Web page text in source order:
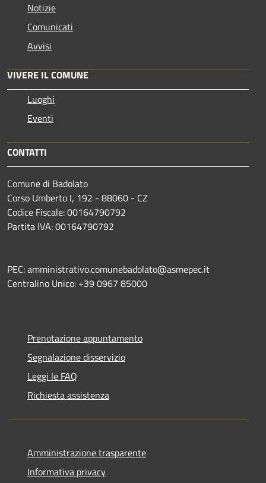
Notizie
Comunicati
Avvisi
VIVERE IL COMUNE
Luoghi
Eventi
CONTATTI
Comune di Badolato
Corso Umberto I, 192 - 88060 - CZ
Codice Fiscale: 00164790792
Partita IVA: 00164790792
PEC: amministrativo.comunebadolato@asmepec.it
Centralino Unico: +39 0967 85000
Prenotazione appuntamento
Segnalazione disservizio
Leggi le FAQ
Richiesta assistenza
Amministrazione trasparente
Informativa privacy